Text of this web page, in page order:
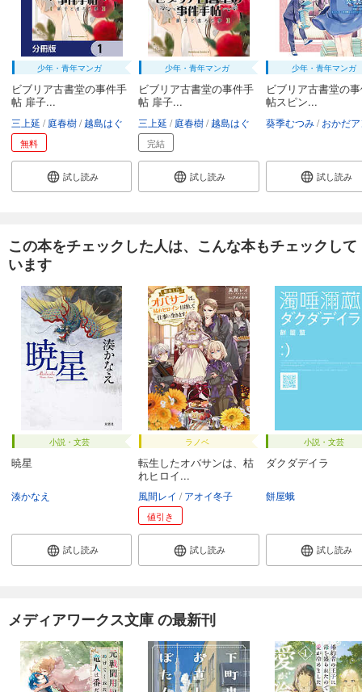
少年・青年マンガ
ビブリア古書堂の事件手
帖 扉子...
三上延 庭春樹 越島はぐ
無料
試し読み
少年・青年マンガ
ビブリア古書堂の事件手
帖 扉子...
三上延 庭春樹 越島はぐ
完結
試し読み
少年・青年マンガ
ビブリア古書堂の
帖スピン...
葵季むつみ おかだアン
試し読み
この本をチェックした人は、こんな本もチェックして
います
小説・文芸
暁星
湊かなえ
試し読み
ラノベ
転生したオバサンは、枯
れヒロイ...
風間レイ アオイ冬子
値引き
試し読み
小説・文芸
ダクダデイラ
餅屋蛾
試し読み
メディアワークス文庫 の最新刊